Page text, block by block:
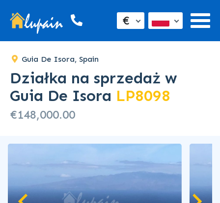
€
Guia De Isora, Spain
Działka na sprzedaż w
Guia De Isora LP8098
€148,000.00